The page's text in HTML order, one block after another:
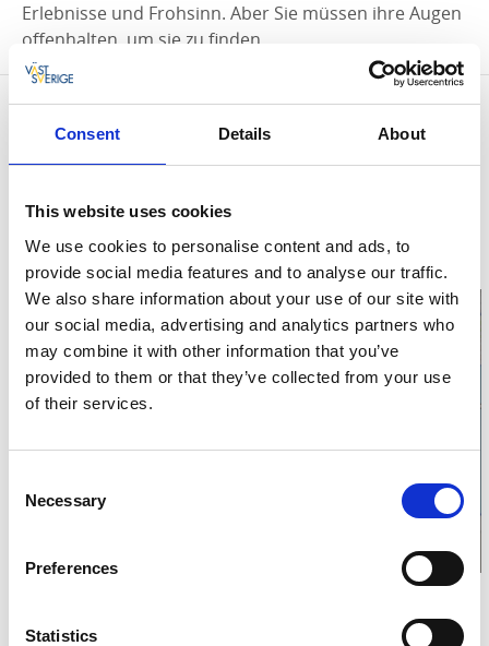
Consent Details About
This website uses cookies
We use cookies to personalise content and ads, to
provide social media features and to analyse our traffic.
We also share information about your use of our site with
our social media, advertising and analytics partners who
may combine it with other information that you’ve
provided to them or that they’ve collected from your use
of their services.
Selection
Necessary
Preferences
Statistics
Erlebnisse und Frohsinn. Aber Sie müssen ihre Augen
offenhalten, um sie zu finden.
Kontaktinformation
Bengtsforstraktens Hembygdsförening
Majberget
Telefon: +46 0531-126 20
Homepage: gammelgarden.com
Klicken Sie hier für
Relaterade sidor